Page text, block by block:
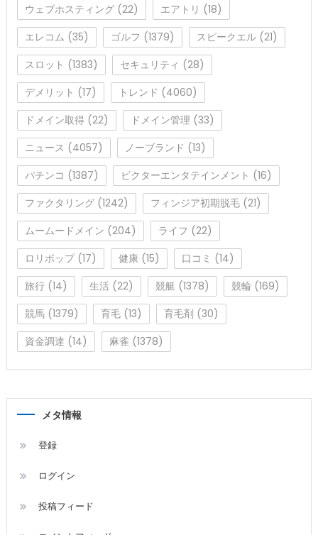
ウェブホスティング(22) エアトリ (18)
エレコム (35) ゴルフ (1379) スピークエル(21)
スロット (1383) セキュリティ (28)
デメリット (17) トレンド (4060)
ドメイン取得(22) ドメイン管理(33)
ニュース (4057) ノーブランド (13)
パチンコ (1387) ビクターエンタテインメント (16)
ファクタリング(1242) フィンジア初期脱毛(21)
ムームードメイン (204) ライフ (22)
ロリポップ(17) 健康(15) 口コミ (14)
旅行(14) 生活(22) 競艇 (1378) 競輪 (169)
競馬(1379) 育毛(13) 育毛剤 (30)
資金調達 (14) 麻雀(1378)
メタ情報
登録
ログイン
投稿フィード